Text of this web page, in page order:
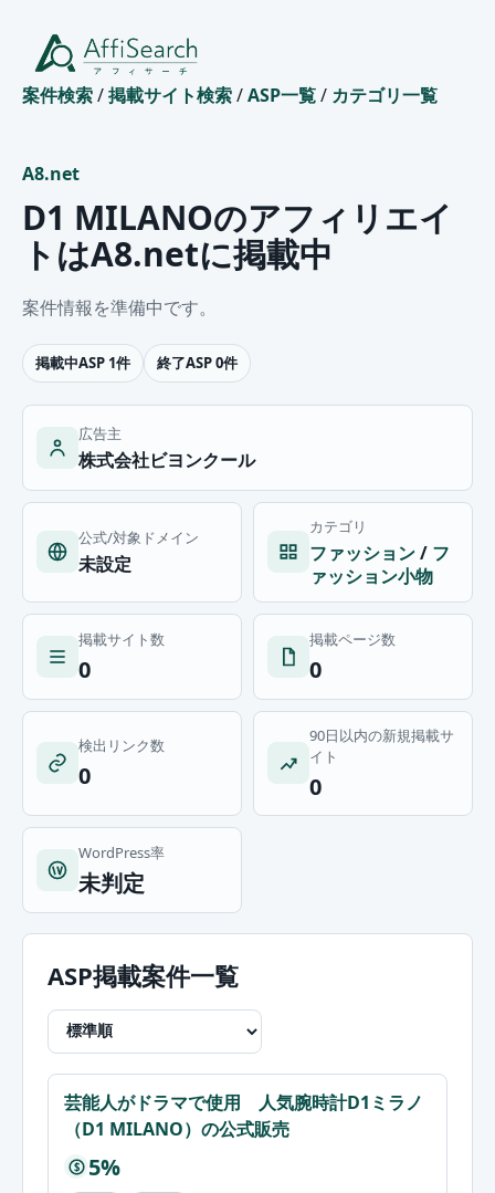
案件検索/掲載サイト検索/ASP一覧/ カテゴリ一覧
A8.net
D1 MILANOのアフィリエイ
トはA8.netに掲載中
案件情報を準備中です。
掲載中ASP 1件 終了ASP 0件
広告主
株式会社ビヨンクール
公式/対象ドメイン
未設定
カテゴリ
ファッション/ フ
ァッション小物
掲載サイト数
0
掲載ページ数
0
検出リンク数
0
90日以内の新規掲載サ
イト
0
WordPress率
未判定
ASP掲載案件一覧
芸能人がドラマで使用 人気腕時計D1ミラノ
（D1 MILANO）の公式販売
$ 5%